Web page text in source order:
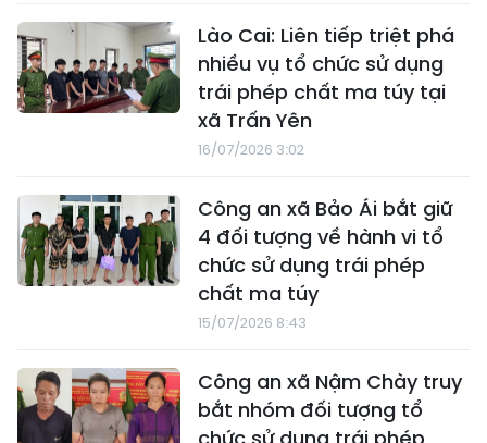
Lào Cai: Liên tiếp triệt phá
nhiều vụ tổ chức sử dụng
trái phép chất ma túy tại
xã Trấn Yên
16/07/2026 3:02
Công an xã Bảo Ái bắt giữ
4 đối tượng về hành vi tổ
chức sử dụng trái phép
chất ma túy
15/07/2026 8:43
Công an xã Nậm Chày truy
bắt nhóm đối tượng tổ